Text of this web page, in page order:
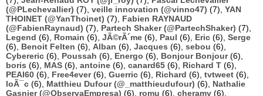
(@PLechevallier) (7), veille innovation (@vinno47) (7), YAN
THOINET (@YanThoinet) (7), Fabien RAYNAUD
(@FabienRaynaud) (7), Partech Shaker (@PartechShaker) (7),
Legend (6), Romain (6), JÃ©rÃ´me (6), Paul (6), Eric (6), Serge
(6), Benoit Felten (6), Alban (6), Jacques (6), sebou (6),
Cybereric (6), Poussah (6), Energo (6), Bonjour Bonjour(6),
boris (6), MAS (6), antoine (6), canard65 (6), Richard T (6),
PEAI60 (6), Free4ever(6), Guerric (6), Richard (6), tvtweet (6),
loÃ¯c (6), Matthieu Dufour (@_matthieudufour) (6), Nathalie
Gasnier (@ObservaEmpresa) (6), romu (6), cheramy (6),